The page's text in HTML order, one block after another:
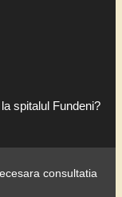
spitalul Fundeni?
consultatia